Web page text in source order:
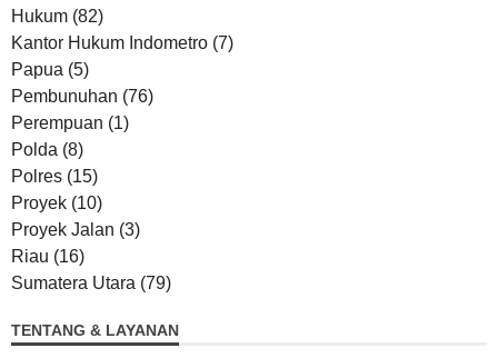
Hukum (82)
Kantor Hukum Indometro (7)
Papua (5)
Pembunuhan (76)
Perempuan (1)
Polda (8)
Polres (15)
Proyek (10)
Proyek Jalan (3)
Riau (16)
Sumatera Utara (79)
TENTANG & LAYANAN